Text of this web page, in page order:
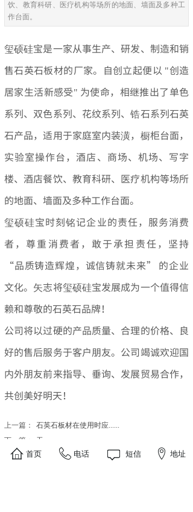
饮、教育科研、医疗机构等场所的地面、墙面及多种工
作台面。
玺硕硅宝是一家从事生产、研发、制造和销
售石英石板材的厂家。自创立起便以 "创造
居家生活新感受" 为使命，相继推出了单色
系列、双色系列、花纹系列、锆石系列石英
石产品，适用于家庭室内装潢，橱柜台面，
实验室操作台，酒店、商场、机场、写字
楼、酒店餐饮、教育科研、医疗机构等场所
的地面、墙面及多种工作台面。
玺硕硅宝时刻铭记企业的责任，服务消费
者，尊重消费者，敢于承担责任，坚持
“品质铸造辉煌，诚信铸就未来” 的企业
文化。矢志将玺硕硅宝发展成为一个值得信
赖和尊敬的石英石品牌！
公司将以过硬的产品质量、合理的价格、良
好的售后服务于客户朋友。公司竭诚欢迎国
内外朋友前来指导、垂询、发展贸易合作，
共创美好明天！
上一篇：
石英石板材在使用时应......
下一篇：
无
首页 电话 短信 地址